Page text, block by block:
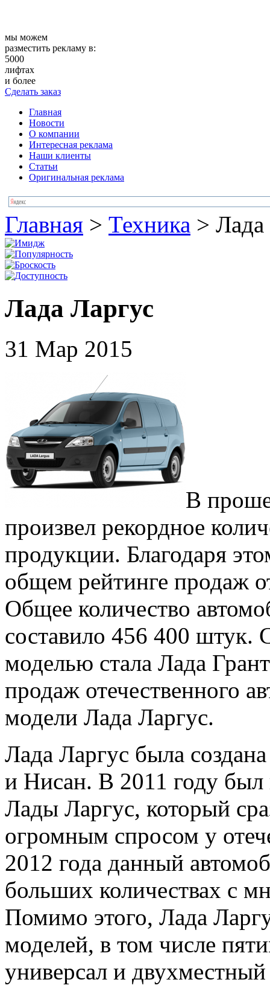
мы можем
разместить рекламу в:
5000
лифтах
и более
Сделать заказ
Главная
Новости
О компании
Интересная реклама
Наши клиенты
Статьи
Оригинальная реклама
Главная > Техника > Лада
Лада Ларгус
31 Мар 2015
В
произвел рекордное
продукции. Благодаря
общем рейтинге продаж
Общее количество
составило 456 400 штук.
моделью стала Лада
продаж отечественного
модели Лада Ларгус.
Лада Ларгус была
и Нисан. В 2011 году
Лады Ларгус, который
огромным спросом у
2012 года данный
больших количествах с
Помимо этого, Лада
моделей, в том числе
универсал и